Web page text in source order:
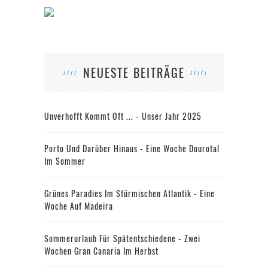
NEUESTE BEITRÄGE
Unverhofft Kommt Oft ... - Unser Jahr 2025
Porto Und Darüber Hinaus - Eine Woche Dourotal
Im Sommer
Grünes Paradies Im Stürmischen Atlantik - Eine
Woche Auf Madeira
Sommerurlaub Für Spätentschiedene - Zwei
Wochen Gran Canaria Im Herbst